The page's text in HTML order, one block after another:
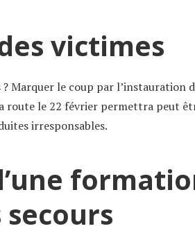
victimes
Marquer le coup par l’instauration
route le 22 février permettra peut
irresponsables.